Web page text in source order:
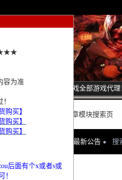
★★★
容为准
购买】
购买】
购买】
后面有个x或者s或
！
诚招热门游戏全部游戏代
这里是普通文章模块搜索页
最新公告 搜
条件筛选